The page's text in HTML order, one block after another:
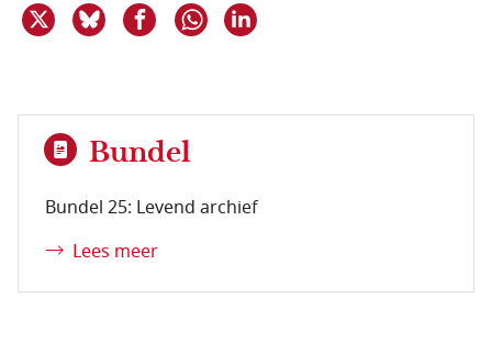
Deel dit item op X
Deel dit item op Bluesky
Deel dit item op Facebook
Delen via WhatsApp
Bundel
Bundel 25: Levend archief
Lees meer